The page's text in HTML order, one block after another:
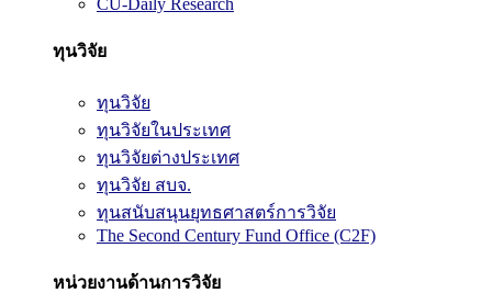
CU-Daily Research
ทุนวิจัย
ทุนวิจัย
ทุนวิจัยในประเทศ
ทุนวิจัยต่างประเทศ
ทุนวิจัย สบจ.
ทุนสนับสนุนยุทธศาสตร์การวิจัย
The Second Century Fund Office (C2F)
หน่วยงานด้านการวิจัย